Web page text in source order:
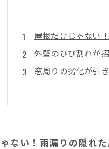
屋根だけじゃない
外壁のひび割れが
窓周りの劣化が引
配管トラブルがも
総合診断で雨漏り
安心の住まいへ！
ない！雨漏りの隠れた